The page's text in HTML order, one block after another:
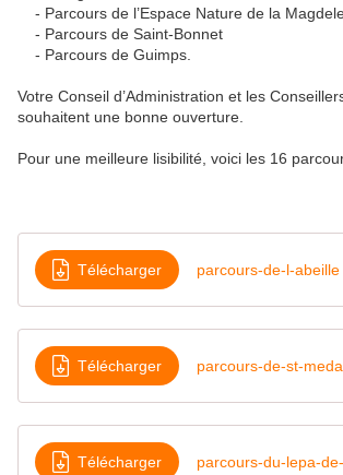
- Parcours de l’Espace Nature de la
- Parcours de Saint-Bonnet
- Parcours de Guimps.
Votre Conseil d’Administration et les
souhaitent une bonne ouverture.
Pour une meilleure lisibilité, voici les 16
Télécharger parcours-de-l-
Télécharger parcours-de-st-
Télécharger